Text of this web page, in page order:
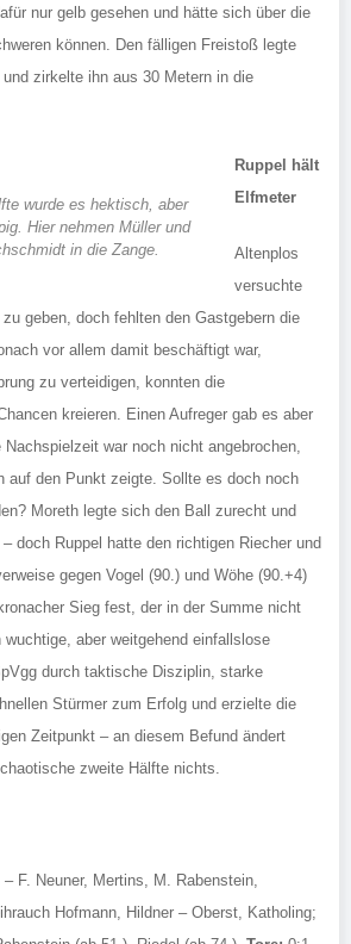
nur gelb gesehen und hätte sich über die
können. Den fälligen Freistoß legte
zirkelte ihn aus 30 Metern in die
wurde es hektisch, aber
Hier nehmen Müller und
in die Zange.
Ruppel hält
Elfmeter
Altenplos
versuchte
geben, doch fehlten den Gastgebern die
vor allem damit beschäftigt war,
zu verteidigen, konnten die
kreieren. Einen Aufreger gab es aber
war noch nicht angebrochen,
auf den Punkt zeigte. Sollte es doch noch
Moreth legte sich den Ball zurecht und
doch Ruppel hatte den richtigen Riecher und
gegen Vogel (90.) und Wöhe (90.+4)
Sieg fest, der in der Summe nicht
wuchtige, aber weitgehend einfallslose
durch taktische Disziplin, starke
Stürmer zum Erfolg und erzielte die
Zeitpunkt – an diesem Befund ändert
zweite Hälfte nichts.
– F. Neuner, Mertins, M. Rabenstein,
Hofmann, Hildner – Oberst, Katholing;